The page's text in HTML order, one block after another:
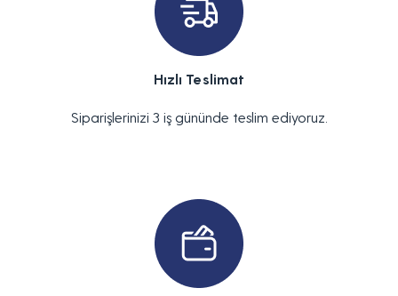
Hızlı Teslimat
Siparişlerinizi 3 iş gününde teslim ediyoruz.